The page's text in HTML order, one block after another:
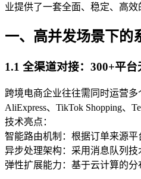
业提供了一套全面、稳定、高效
一、高并发场景下的
1.1 全渠道对接：300+平
跨境电商企业往往需同时运营
AliExpress、TikTok Shopping、
技术亮点：
智能路由机制：根据订单来源平
异步处理架构：采用消息队列技
弹性扩展能力：基于云计算的